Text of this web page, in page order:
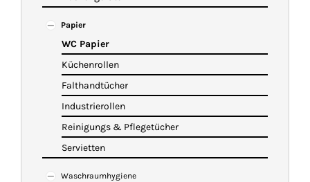
WARENKORB
Papier
WC Papier
Küchenrollen
Falthandtücher
Industrierollen
Reinigungs & Pflegetücher
Servietten
Waschraumhygiene